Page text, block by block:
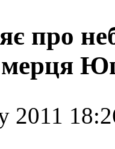
про
мерця
2011